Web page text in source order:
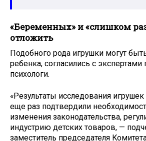
«Беременных» и «слишком
отложить
Подобного рода игрушки могут
ребенка, согласились с экспертами
психологи.
«Результаты исследования
еще раз подтвердили
изменения законодательства,
индустрию детских товаров, —
заместитель председателя